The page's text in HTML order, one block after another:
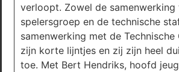
verloopt. Zowel de samenwerking
spelersgroep en de technische
samenwerking met de Technische
zijn korte lijntjes en zij zijn heel
toe. Met Bert Hendriks, hoofd